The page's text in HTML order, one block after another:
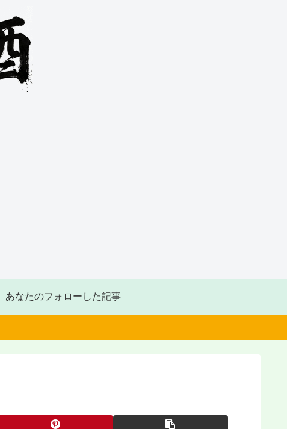
あなたのフォローした記事